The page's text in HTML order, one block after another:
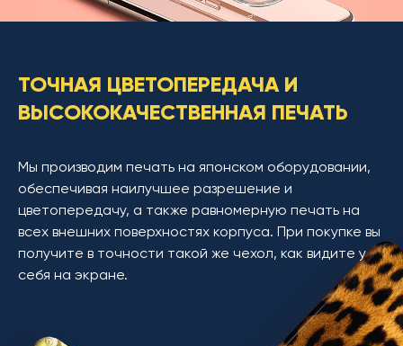
ТОЧНАЯ ЦВЕТОПЕРЕДАЧА И
ВЫСОКОКАЧЕСТВЕННАЯ ПЕЧАТЬ
Мы производим печать на японском оборудовании,
обеспечивая наилучшее разрешение и
цветопередачу, а также равномерную печать на
всех внешних поверхностях корпуса. При покупке вы
получите в точности такой же чехол, как видите у
себя на экране.